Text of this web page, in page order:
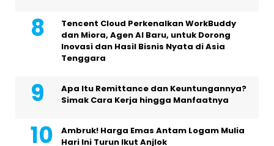
Tencent Cloud Perkenalkan WorkBuddy
dan Miora, Agen AI Baru, untuk Dorong
Inovasi dan Hasil Bisnis Nyata di Asia
Tenggara
Apa Itu Remittance dan Keuntungannya?
Simak Cara Kerja hingga Manfaatnya
Ambruk! Harga Emas Antam Logam Mulia
Hari Ini Turun Ikut Anjlok